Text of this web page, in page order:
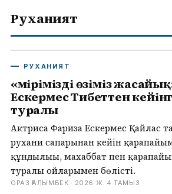
Руханият
РУХАНИЯТ
«Өмірімізді өзіміз
Ескермес Тибеттен
туралы
Актриса Фариза Ескермес Қайлас
рухани сапарынан кейін
құндылығы, махаббат пен
туралы ойларымен бөлісті.
ОРАЗ ҒАЛЫМБЕК · 2026 Ж. 4 ТАМЫЗ